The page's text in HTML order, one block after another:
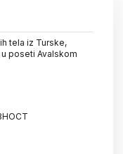
tela iz Turske,
poseti Avalskom